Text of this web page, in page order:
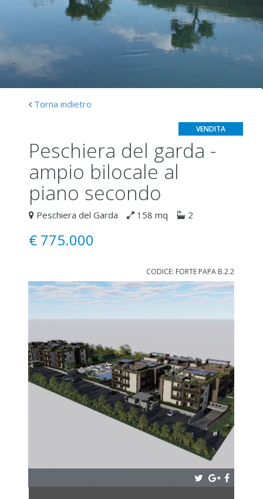
Torna indietro
VENDITA
peschiera del garda -
ampio bilocale al
piano secondo
Peschiera del Garda 158 mq 2
€ 775.000
CODICE: FORTE PAPA B.2.2